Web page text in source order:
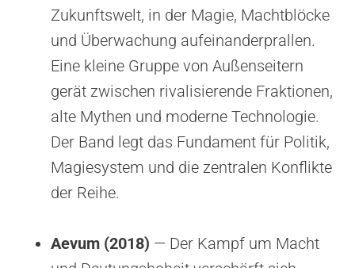
Zukunftswelt, in der Magie, Machtblöcke
und Überwachung aufeinanderprallen.
Eine kleine Gruppe von Außenseitern
gerät zwischen rivalisierende Fraktionen,
alte Mythen und moderne Technologie.
Der Band legt das Fundament für Politik,
Magiesystem und die zentralen Konflikte
der Reihe.
Aevum (2018) — Der Kampf um Macht